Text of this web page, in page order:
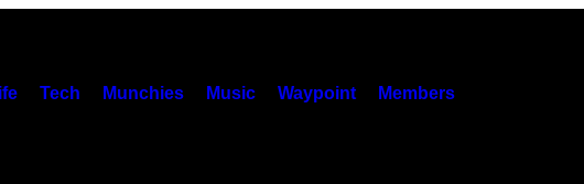
Tech Munchies Music Waypoint Members